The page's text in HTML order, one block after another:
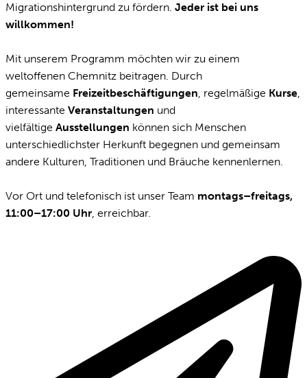
Migrationshintergrund zu fördern. Jeder ist bei uns
willkommen!
Mit unserem Programm möchten wir zu einem
weltoffenen Chemnitz beitragen. Durch
gemeinsame Freizeitbeschäftigungen, regelmäßige Kurse,
interessante Veranstaltungen und
vielfältige Ausstellungen können sich Menschen
unterschiedlichster Herkunft begegnen und gemeinsam
andere Kulturen, Traditionen und Bräuche kennenlernen.
Vor Ort und telefonisch ist unser Team montags–freitags,
11:00–17:00 Uhr, erreichbar.